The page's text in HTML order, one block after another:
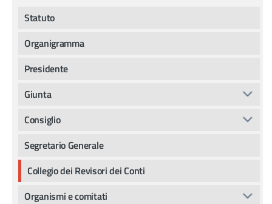
Statuto
Organigramma
Presidente
Giunta
Consiglio
Segretario Generale
Collegio dei Revisori dei Conti
Organismi e comitati